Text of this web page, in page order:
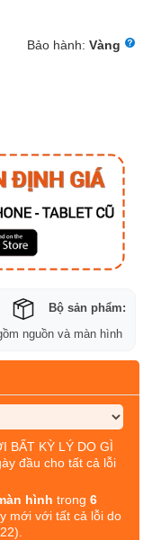
Bảo hành: Vàng
Bộ sản phẩm:
nguồn và màn hình
BẤT KỲ LÝ DO GÌ
đầu cho tất cả lỗi
hình trong6
mới với tất cả lỗi do